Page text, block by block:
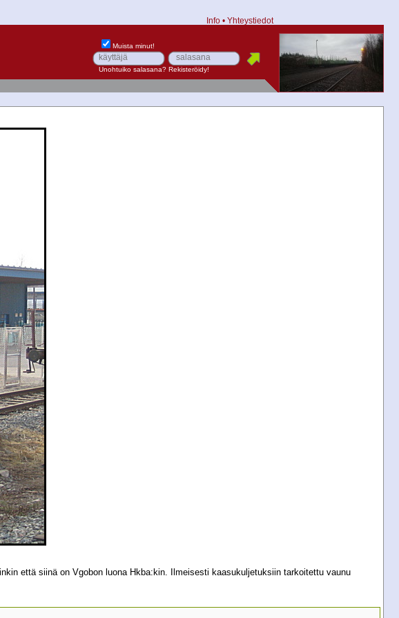
Info • Yhteystiedot
Muista minut!
Unohtuiko salasana? Rekisteröidy!
että siinä on Vgobon luona Hkba:kin. Ilmeisesti kaasukuljetuksiin tarkoitettu vaunu